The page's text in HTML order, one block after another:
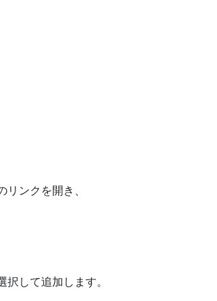
ンクを開き、
して追加します。